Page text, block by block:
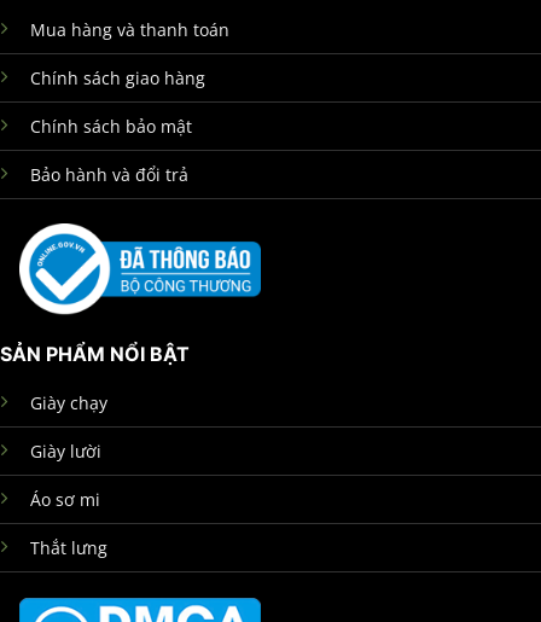
Mua hàng và thanh toán
Chính sách giao hàng
Chính sách bảo mật
Bảo hành và đổi trả
SẢN PHẨM NỔI BẬT
Giày chạy
Giày lười
Áo sơ mi
Thắt lưng